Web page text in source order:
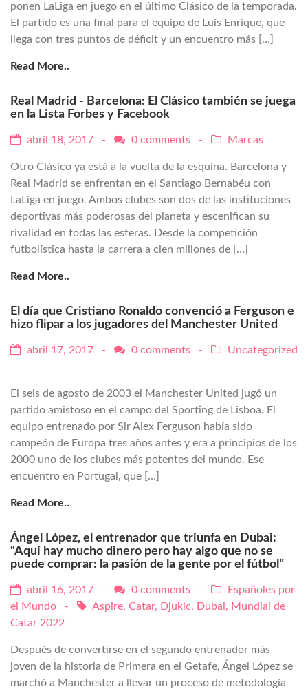
ponen LaLiga en juego en el último Clásico de la temporada.
El partido es una final para el equipo de Luis Enrique, que
llega con tres puntos de déficit y un encuentro más […]
Read More..
Real Madrid - Barcelona: El Clásico también se juega
en la Lista Forbes y Facebook
abril 18, 2017 - 0 comments - Marcas
Otro Clásico ya está a la vuelta de la esquina. Barcelona y
Real Madrid se enfrentan en el Santiago Bernabéu con
LaLiga en juego. Ambos clubes son dos de las instituciones
deportivas más poderosas del planeta y escenifican su
rivalidad en todas las esferas. Desde la competición
futbolística hasta la carrera a cien millones de […]
Read More..
El día que Cristiano Ronaldo convenció a Ferguson e
hizo flipar a los jugadores del Manchester United
abril 17, 2017 - 0 comments - Uncategorized
El seis de agosto de 2003 el Manchester United jugó un
partido amistoso en el campo del Sporting de Lisboa. El
equipo entrenado por Sir Alex Ferguson había sido
campeón de Europa tres años antes y era a principios de los
2000 uno de los clubes más potentes del mundo. Ese
encuentro en Portugal, que […]
Read More..
Ángel López, el entrenador que triunfa en Dubai:
“Aquí hay mucho dinero pero hay algo que no se
puede comprar: la pasión de la gente por el fútbol”
abril 16, 2017 - 0 comments -
Españoles por
el Mundo - Aspire, Catar, Djukic, Dubai, Mundial de
Catar 2022
Después de convertirse en el segundo entrenador más
joven de la historia de Primera en el Getafe, Ángel López se
marchó a Manchester a llevar un proceso de metodología